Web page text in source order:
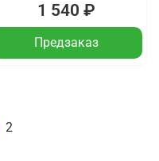
1 540 ₽
Предзаказ
2